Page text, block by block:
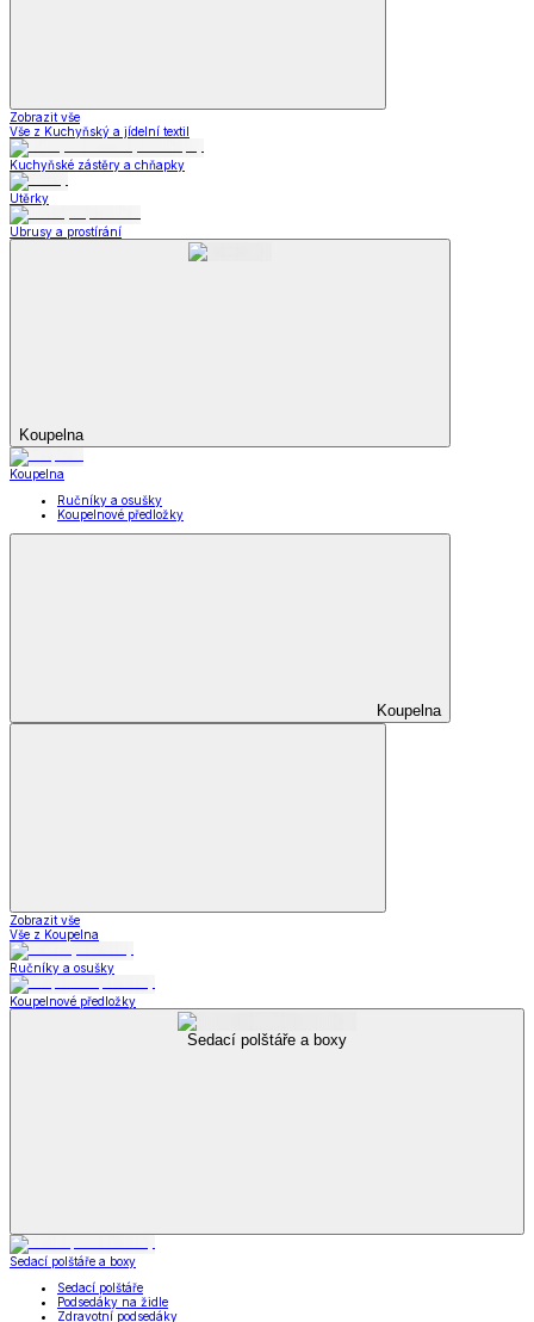
Zobrazit vše
Vše z Kuchyňský a jídelní textil
Kuchyňské zástěry a chňapky
Utěrky
Ubrusy a prostírání
Koupelna
Koupelna
Ručníky a osušky
Koupelnové předložky
Koupelna
Zobrazit vše
Vše z Koupelna
Ručníky a osušky
Koupelnové předložky
Sedací polštáře a boxy
Sedací polštáře a boxy
Sedací polštáře
Podsedáky na židle
Zdravotní podsedáky